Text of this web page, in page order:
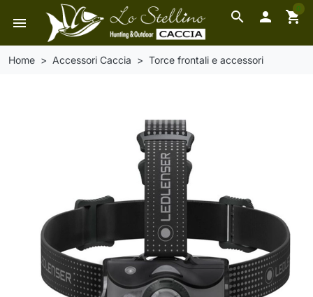
search
menu  shopping_cart
0
Home Accessori Caccia Torce frontali e accessori